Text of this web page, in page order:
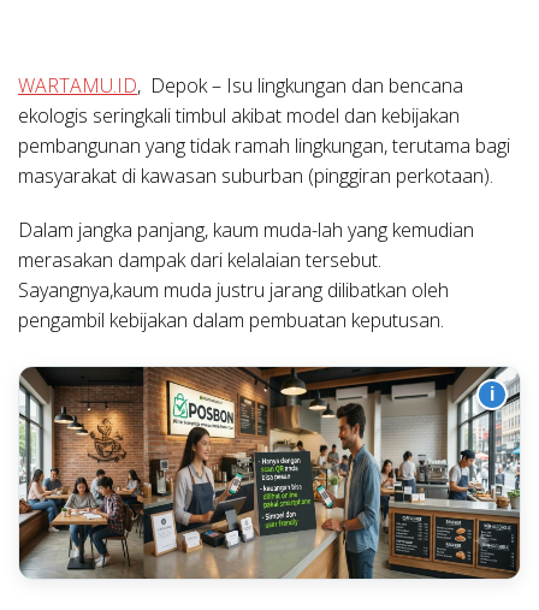
WARTAMU.ID, Depok – Isu lingkungan dan bencana
ekologis seringkali timbul akibat model dan kebijakan
pembangunan yang tidak ramah lingkungan, terutama bagi
masyarakat di kawasan suburban (pinggiran perkotaan).
Dalam jangka panjang, kaum muda-lah yang kemudian
merasakan dampak dari kelalaian tersebut.
Sayangnya,kaum muda justru jarang dilibatkan oleh
pengambil kebijakan dalam pembuatan keputusan.
i